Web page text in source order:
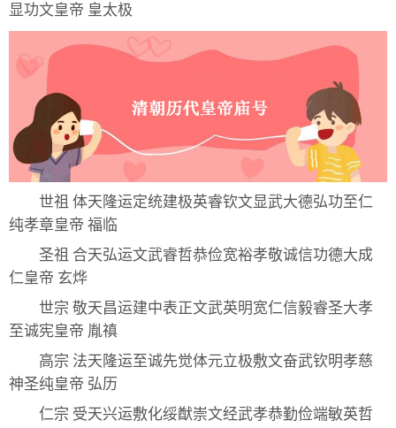
显功文皇帝 皇太极
世祖 体天隆运定统建极英睿钦文显武大德弘功至仁
纯孝章皇帝 福临
圣祖 合天弘运文武睿哲恭俭宽裕孝敬诚信功德大成
仁皇帝 玄烨
世宗 敬天昌运建中表正文武英明宽仁信毅睿圣大孝
至诚宪皇帝 胤禛
高宗 法天隆运至诚先觉体元立极敷文奋武钦明孝慈
神圣纯皇帝 弘历
仁宗 受天兴运敷化绥猷崇文经武孝恭勤俭端敏英哲